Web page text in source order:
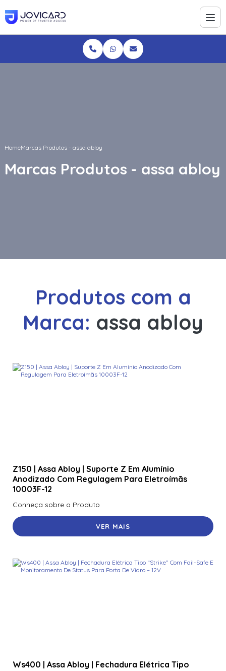
HomeMarcas Produtos - assa abloy
Marcas Produtos - assa abloy
Produtos com a
Marca: assa abloy
Z150 | Assa Abloy | Suporte Z Em Alumínio
Anodizado Com Regulagem Para Eletroímãs
10003F-12
Conheça sobre o Produto
VER MAIS
Ws400 | Assa Abloy | Fechadura Elétrica Tipo